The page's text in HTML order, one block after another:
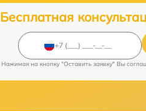
Бесплатная
Нажимая на кнопку "Оставить заявку" Вы